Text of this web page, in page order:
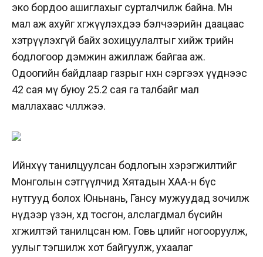
эко бордоо ашиглахыг сурталчилж байна. Мөн
мал аж ахуйг хөгжүүлэхдээ бэлчээрийн даацаас
хэтрүүлэхгүй байх зохицуулалтыг хийж төрийн
бодлогоор дэмжин ажиллаж байгаа аж.
Одоогийн байдлаар газрыг нөхөн сэргээх үүднээс
42 сая мү буюу 25.2 сая га талбайг мал
маллахаас чөлөөлжээ.
Ийнхүү танилцуулсан бодлогын хэрэгжилтийг
Монголын сэтгүүлчид Хятадын ХАА-н бүс
нутгууд болох Юньнань, Гансу мужуудад зочилж
нүдээр үзэн, хөдөө тосгон, алслагдмал бүсийн
хөгжилтэй танилцсан юм. Говь цөлийг ногооруулж,
уулыг тэгшилж хот байгуулж, ухаалаг